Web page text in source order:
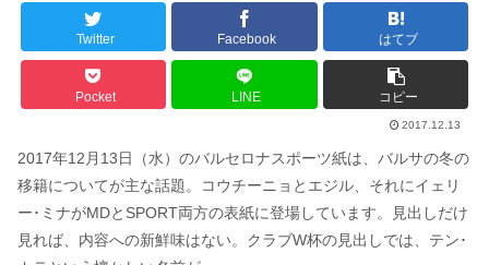
Twitter Facebook はてブ
Pocket LINE コピー
2017.12.13
2017年12月13日（水）のバルセロナスポーツ紙は、バルサの冬の
移籍についてが主な話題。コウチーニョとエジル、それにイェリ
ー･ミナがMDとSPORT両方の表紙に登場しています。見出しだけ
見れば、内容への新鮮味はない。クラブW杯の見出しでは、テン･